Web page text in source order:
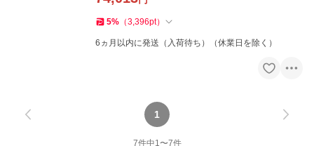
5% （3,396pt）
6ヵ月以内に発送（入荷待ち）（休業日を除く）
1
7件中1〜7件